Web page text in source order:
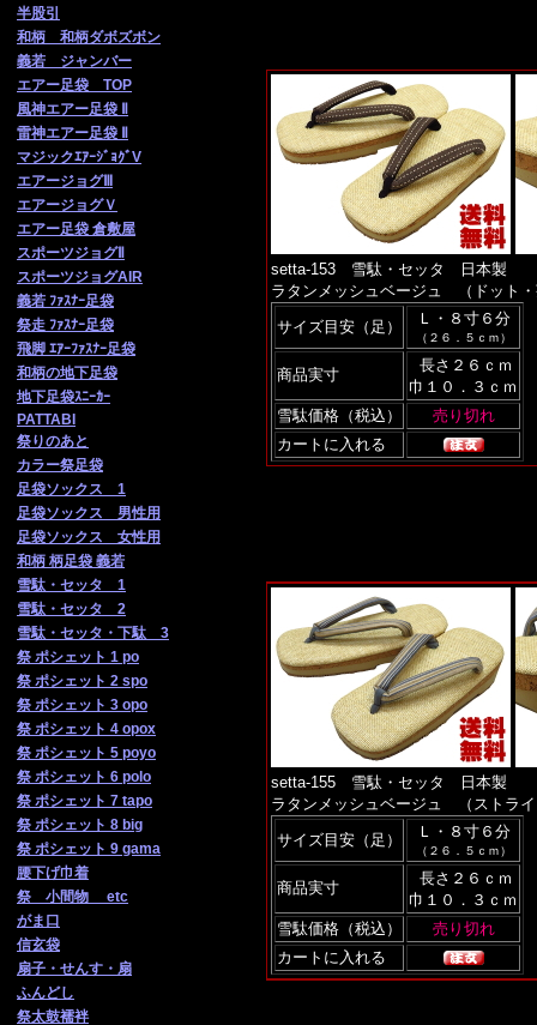
半股引
和柄 和柄ダボズボン
義若 ジャンバー
エアー足袋 TOP
風神エアー足袋 Ⅱ
雷神エアー足袋 Ⅱ
マジックｴｱｰｼﾞｮｸﾞV
エアージョグⅢ
エアージョグＶ
エアー足袋 倉敷屋
スポーツジョグⅡ
スポーツジョグAIR
義若 ﾌｧｽﾅｰ足袋
祭走 ﾌｧｽﾅｰ足袋
飛脚 ｴｱｰﾌｧｽﾅｰ足袋
和柄の地下足袋
地下足袋ｽﾆｰｶｰ
PATTABI
祭りのあと
カラー祭足袋
足袋ソックス 1
足袋ソックス 男性用
足袋ソックス 女性用
和柄 柄足袋 義若
雪駄・セッタ 1
雪駄・セッタ 2
雪駄・セッタ・下駄 3
祭 ポシェット 1 po
祭 ポシェット 2 spo
祭 ポシェット 3 opo
祭 ポシェット 4 opox
祭 ポシェット 5 poyo
祭 ポシェット 6 polo
祭 ポシェット 7 tapo
祭 ポシェット 8 big
祭 ポシェット 9 gama
腰下げ巾着
祭 小間物 etc
がま口
信玄袋
扇子・せんす・扇
ふんどし
祭太鼓襦袢
setta-153 雪駄・セッタ 日本製
ラタンメッシュベージュ （ドット
サイズ目安（足）
Ｌ・８寸６分
（２６．５ｃｍ）
商品実寸
長さ２６ｃｍ
巾１０．３ｃｍ
雪駄価格（税込）
カートに入れる
setta-155 雪駄・セッタ 日本製
ラタンメッシュベージュ （ストラ
サイズ目安（足）
Ｌ・８寸６分
（２６．５ｃｍ）
商品実寸
長さ２６ｃｍ
巾１０．３ｃｍ
雪駄価格（税込）
カートに入れる